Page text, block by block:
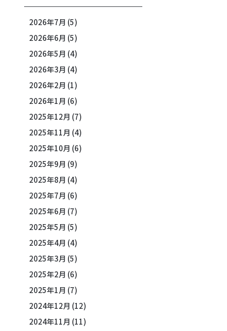
2026年7月 (5)
2026年6月 (5)
2026年5月 (4)
2026年3月 (4)
2026年2月 (1)
2026年1月 (6)
2025年12月 (7)
2025年11月 (4)
2025年10月 (6)
2025年9月 (9)
2025年8月 (4)
2025年7月 (6)
2025年6月 (7)
2025年5月 (5)
2025年4月 (4)
2025年3月 (5)
2025年2月 (6)
2025年1月 (7)
2024年12月 (12)
2024年11月 (11)